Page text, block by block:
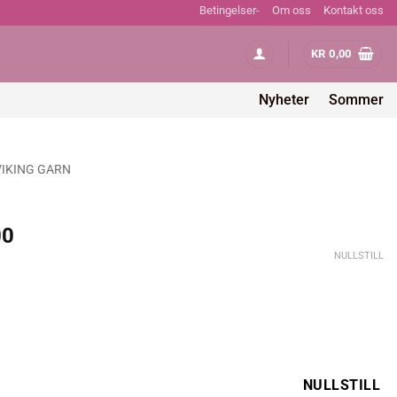
Betingelser- Om oss Kontakt oss
KR 0,00
Nyheter Sommer
GARN
NULLSTILL
NULLSTILL